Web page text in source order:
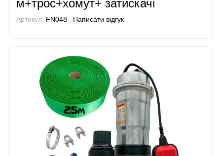
м+трос+хомут+ затискачі
Артикул: FN048 Написати відгук